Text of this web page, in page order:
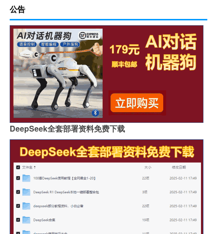
公告
DeepSeek全套部署资料免费下载